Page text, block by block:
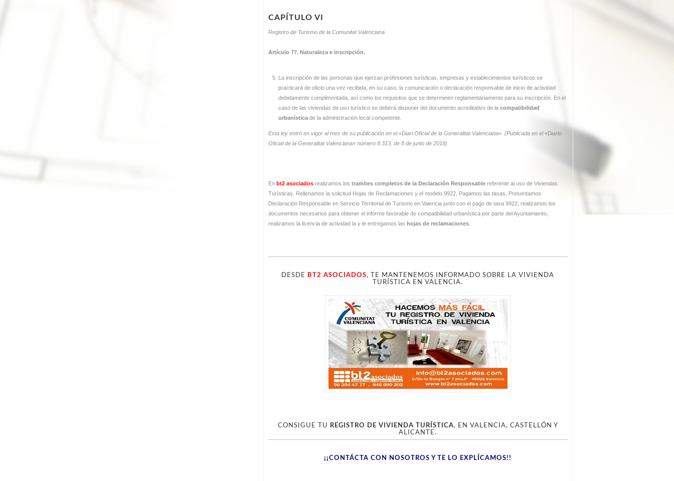
CAPÍTULO VI
Registro de Turismo de la Comunitat Valenciana
Artículo 77. Naturaleza e inscripción.
La inscripción de las personas que ejerzan profesiones turísticas, empresas y establecimientos turísticos se
practicará de oficio una vez recibida, en su caso, la comunicación o declaración responsable de inicio de actividad
debidamente cumplimentada, así como los requisitos que se determinen reglamentariamente para su inscripción. En el
caso de las viviendas de uso turístico se deberá disponer del documento acreditativo de lacompatibilidad
urbanísticade la administración local competente.
Esta ley entró en vigor al mes de su publicación en el «Diari Oficial de la Generalitat Valenciana». (Publicada en el «Diario
Oficial de la Generalitat Valenciana» número 8.313, de 8 de junio de 2018)
Enbt2 asociados realizamos lostramites completos de la Declaración Responsable referente al uso de Viviendas
Turísticas, Rellenamos la solicitud Hojas de Reclamaciones y el modelo 9922, Pagamos las tasas, Presentamos
Declaración Responsable en Servicio Territorial de Turismo en Valencia junto con el pago de tasa 9922, realizamos los
documentos necesarios para obtener el informe favorable de compatibilidad urbanística por parte del Ayuntamiento,
realizamos la licencia de actividad la y le entregamos lashojas de reclamaciones
DESDE BT2 ASOCIADOS, TE MANTENEMOS INFORMADO SOBRE LA VIVIENDA
TURÍSTICA EN VALENCIA.
CONSIGUE TU REGISTRO DE VIVIENDA TURÍSTICA, EN VALENCIA, CASTELLÓN Y
ALICANTE.
¡¡CONTÁCTA CON NOSOTROS Y TE LO EXPLÍCAMOS!!